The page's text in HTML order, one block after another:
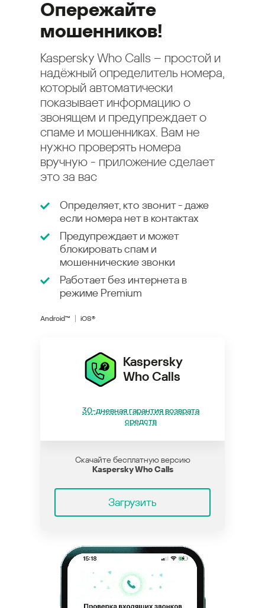
Опережайте
мошенников!
Kaspersky Who Calls – простой и
надёжный определитель номера,
который автоматически
показывает информацию о
звонящем и предупреждает о
спаме и мошенниках. Вам не
нужно проверять номера
вручную - приложение сделает
это за вас
Определяет, кто звонит - даже
если номера нет в контактах
Предупреждает и может
блокировать спам и
мошеннические звонки
Работает без интернета в
режиме Premium
Android™ iOS®
Kaspersky
Who Calls
30-дневная гарантия возврата
средств
Скачайте бесплатную версию
Kaspersky Who Calls
Загрузить